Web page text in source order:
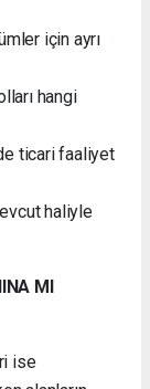
için ayrı
hangi
ticari faaliyet
haliyle
MI
ise